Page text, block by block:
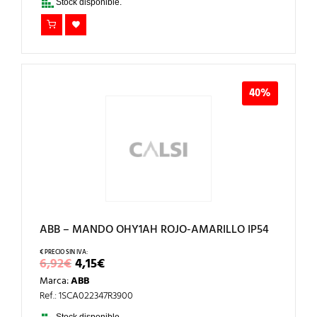
Stock disponible.
40%
ABB – MANDO OHY1AH ROJO-AMARILLO IP54
6,92€EL
PRECIO
ORIGINAL
ERA:
6,92€.
4,15€EL
PRECIO
ES:
4,15€.
Marca:ABB
Ref.: 1SCA022347R3900